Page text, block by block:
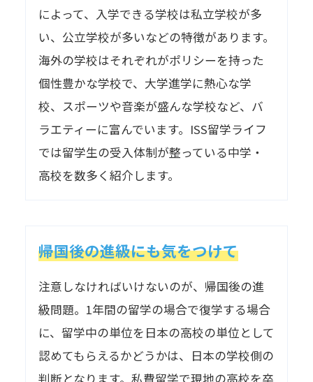
によって、入学できる学校は私立学校が多
い、公立学校が多いなどの特徴があります。
海外の学校はそれぞれがポリシーを持った
個性豊かな学校で、大学進学に熱心な学
校、スポーツや音楽が盛んな学校など、バ
ラエティーに富んでいます。ISS留学ライフ
では留学生の受入体制が整っている中学・
高校を数多く紹介します。
帰国後の進級にも気をつけて
注意しなければいけないのが、帰国後の進
級問題。1年間の留学の場合で復学する場合
に、留学中の単位を日本の高校の単位として
認めてもらえるかどうかは、日本の学校側の
判断となります。私費留学で現地の高校を卒